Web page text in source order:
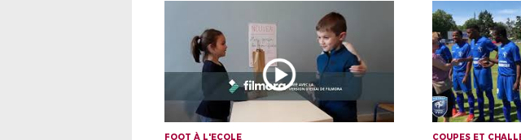
FOOT À L'ECOLE COUPES ET